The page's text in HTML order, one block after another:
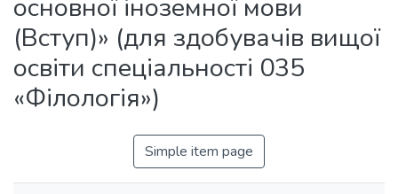
основної іноземної мови
(Вступ)» (для здобувачів вищої
освіти спеціальності 035
«Філологія»)
Simple item page